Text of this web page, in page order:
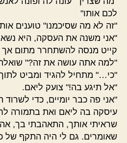
לכם אותו"
"זה לא מה שסיכמנו" טוענים
"אני משנה את העסקה, היא
קייט מנסה להשתחרר מתום אך
"למה אתה עושה את זה?"
"כי…" מתחיל להגיד ומביט לתוך
"אל תיגע בה!" צועק ליאם.
"אני פה כבר יומיים, כדי לשרוד
עיסקה בה ליאם ואת בתמורה
שראיתי אותך, התאהבתי בך,
שאומרים. גם לי היה התקף של